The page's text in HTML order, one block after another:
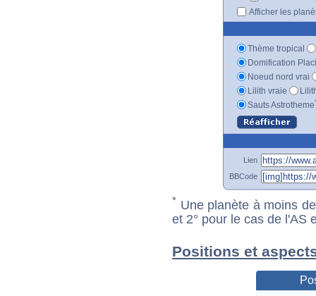
Afficher les
Thème tropical
Domification
Noeud nord vrai
Lilith vraie
Sauts Astrotheme
Lien
BBCode
* Une planète à moins
et 2° pour le cas de l'AS
Positions et